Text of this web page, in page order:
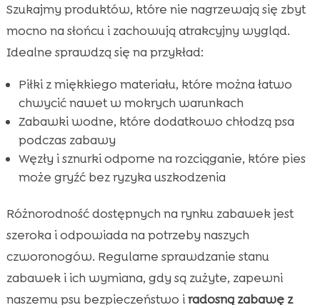
Szukajmy produktów, które nie nagrzewają się zbyt
mocno na słońcu i zachowują atrakcyjny wygląd.
Idealne sprawdzą się na przykład:
Piłki z miękkiego materiału, które można łatwo
chwycić nawet w mokrych warunkach
Zabawki wodne, które dodatkowo chłodzą psa
podczas zabawy
Węzły i sznurki odporne na rozciąganie, które pies
może gryźć bez ryzyka uszkodzenia
Różnorodność dostępnych na rynku zabawek jest
szeroka i odpowiada na potrzeby naszych
czworonogów. Regularne sprawdzanie stanu
zabawek i ich wymiana, gdy są zużyte, zapewni
naszemu psu bezpieczeństwo iradosną zabawę z